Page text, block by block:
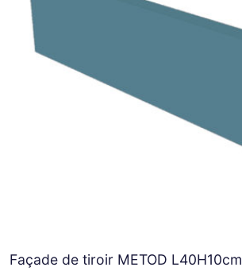
Façade de tiroir METOD L40H10cm